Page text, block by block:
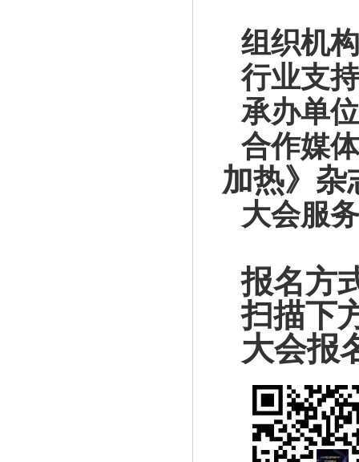
组织机构
行业支
承办单
合作媒
加热》杂
大会服
报名方
扫描下
大